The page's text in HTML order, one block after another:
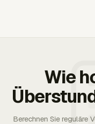
Wie
Berechnen Sie reguläre